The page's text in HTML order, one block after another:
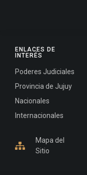
ENLACES DE
INTERÉS
Poderes Judiciales
Provincia de Jujuy
Nacionales
Internacionales
Mapa del
Sitio